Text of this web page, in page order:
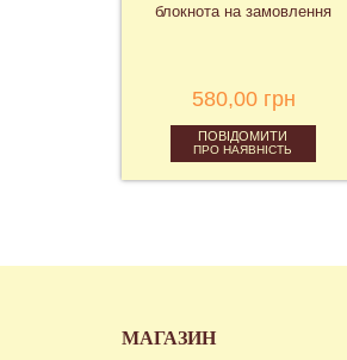
блокнота на замовлення
580,00 грн
ПОВІДОМИТИ
ПРО НАЯВНІСТЬ
МАГАЗИН